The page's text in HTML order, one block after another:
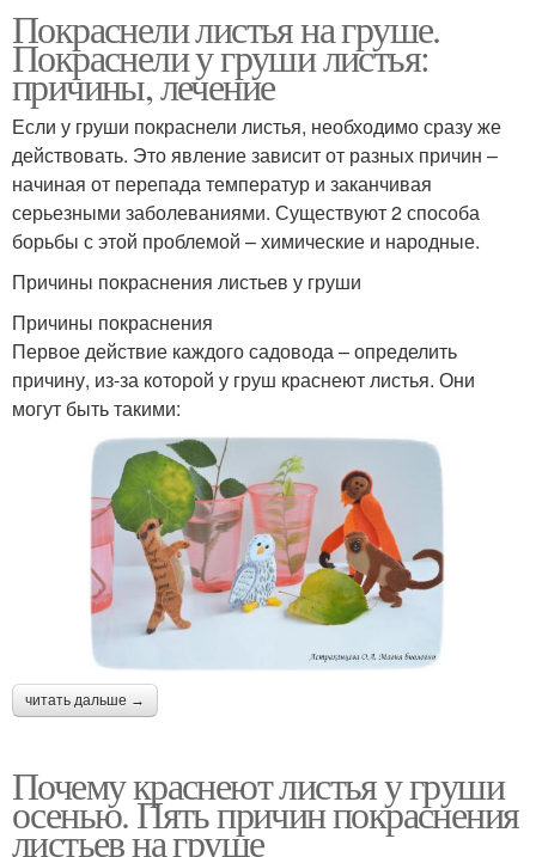
Покраснели листья на груше.
Покраснели у груши листья:
причины, лечение
Если у груши покраснели листья, необходимо сразу же
действовать. Это явление зависит от разных причин –
начиная от перепада температур и заканчивая
серьезными заболеваниями. Существуют 2 способа
борьбы с этой проблемой – химические и народные.
Причины покраснения листьев у груши
Причины покраснения
Первое действие каждого садовода – определить
причину, из-за которой у груш краснеют листья. Они
могут быть такими:
читать дальше →
Почему краснеют листья у груши
осенью. Пять причин покраснения
листьев на груше